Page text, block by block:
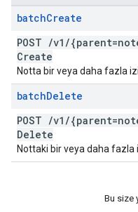
batchCreate
POST /v1 /
Create
Notta bir veya daha fazla
batchDelete
POST /v1 /
Delete
Nottaki bir veya daha fazla
Bu size